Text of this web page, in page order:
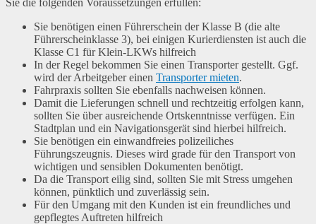
Sie benötigen einen Führerschein der Klasse B (die alte
Führerscheinklasse 3), bei einigen Kurierdiensten ist auch die
Klasse C1 für Klein-LKWs hilfreich
In der Regel bekommen Sie einen Transporter gestellt. Ggf.
wird der Arbeitgeber einen Transporter mieten.
Fahrpraxis sollten Sie ebenfalls nachweisen können.
Damit die Lieferungen schnell und rechtzeitig erfolgen kann,
sollten Sie über ausreichende Ortskenntnisse verfügen. Ein
Stadtplan und ein Navigationsgerät sind hierbei hilfreich.
Sie benötigen ein einwandfreies polizeiliches
Führungszeugnis. Dieses wird grade für den Transport von
wichtigen und sensiblen Dokumenten benötigt.
Da die Transport eilig sind, sollten Sie mit Stress umgehen
können, pünktlich und zuverlässig sein.
Für den Umgang mit den Kunden ist ein freundliches und
gepflegtes Auftreten hilfreich